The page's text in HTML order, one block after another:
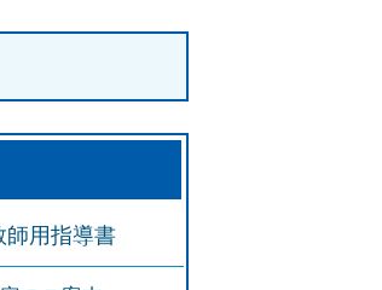
師用指導書